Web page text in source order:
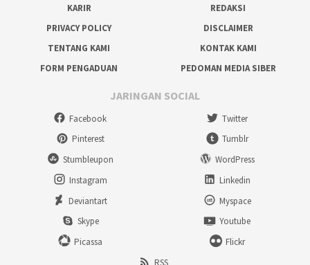
KARIR
REDAKSI
PRIVACY POLICY
DISCLAIMER
TENTANG KAMI
KONTAK KAMI
FORM PENGADUAN
PEDOMAN MEDIA SIBER
JARINGAN SOCIAL
Facebook
Twitter
Pinterest
Tumblr
Stumbleupon
WordPress
Instagram
Linkedin
Deviantart
Myspace
Skype
Youtube
Picassa
Flickr
RSS